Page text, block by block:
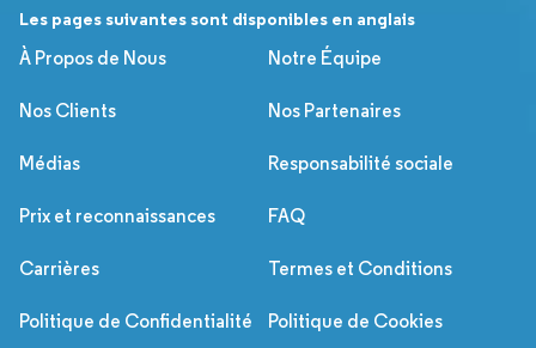
Les pages suivantes sont disponibles en anglais
À Propos de Nous
Notre Équipe
Nos Clients Nos Partenaires
Médias Responsabilité sociale
Prix et reconnaissances FAQ
Carrières Termes et Conditions
Politique de Confidentialité Politique de Cookies